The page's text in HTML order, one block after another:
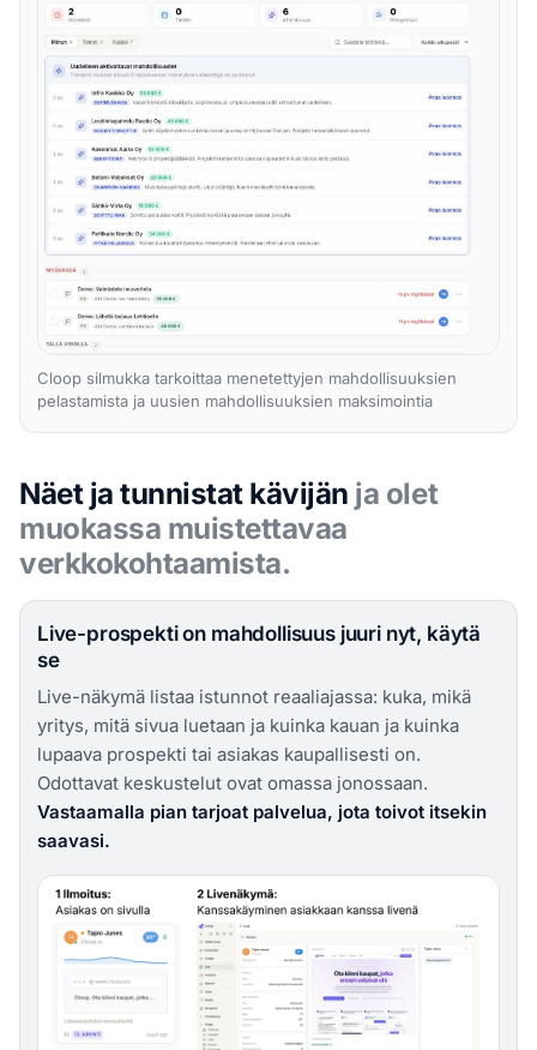
Cloop silmukka tarkoittaa menetettyjen mahdollisuuksien
pelastamista ja uusien mahdollisuuksien maksimointia
Näet ja tunnistat kävijän ja olet
muokassa muistettavaa
verkkokohtaamista.
Live-prospekti on mahdollisuus juuri nyt, käytä
se
Live-näkymä listaa istunnot reaaliajassa: kuka, mikä
yritys, mitä sivua luetaan ja kuinka kauan ja kuinka
lupaava prospekti tai asiakas kaupallisesti on.
Odottavat keskustelut ovat omassa jonossaan.
Vastaamalla pian tarjoat palvelua, jota toivot itsekin
saavasi.